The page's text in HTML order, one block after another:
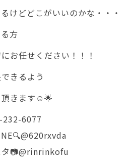
けどどこがいいのかな・・・
方
お任せください！！！
きるよう
頂きます☺🌟
232-6077
タ📷@rinrinkofu